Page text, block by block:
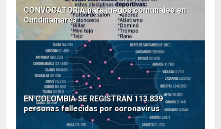
CONVOCATORIA para juegos comunales en
Cundinamarca
EN COLOMBIA SE REGISTRAN 113.839
personas fallecidas por coronavirus